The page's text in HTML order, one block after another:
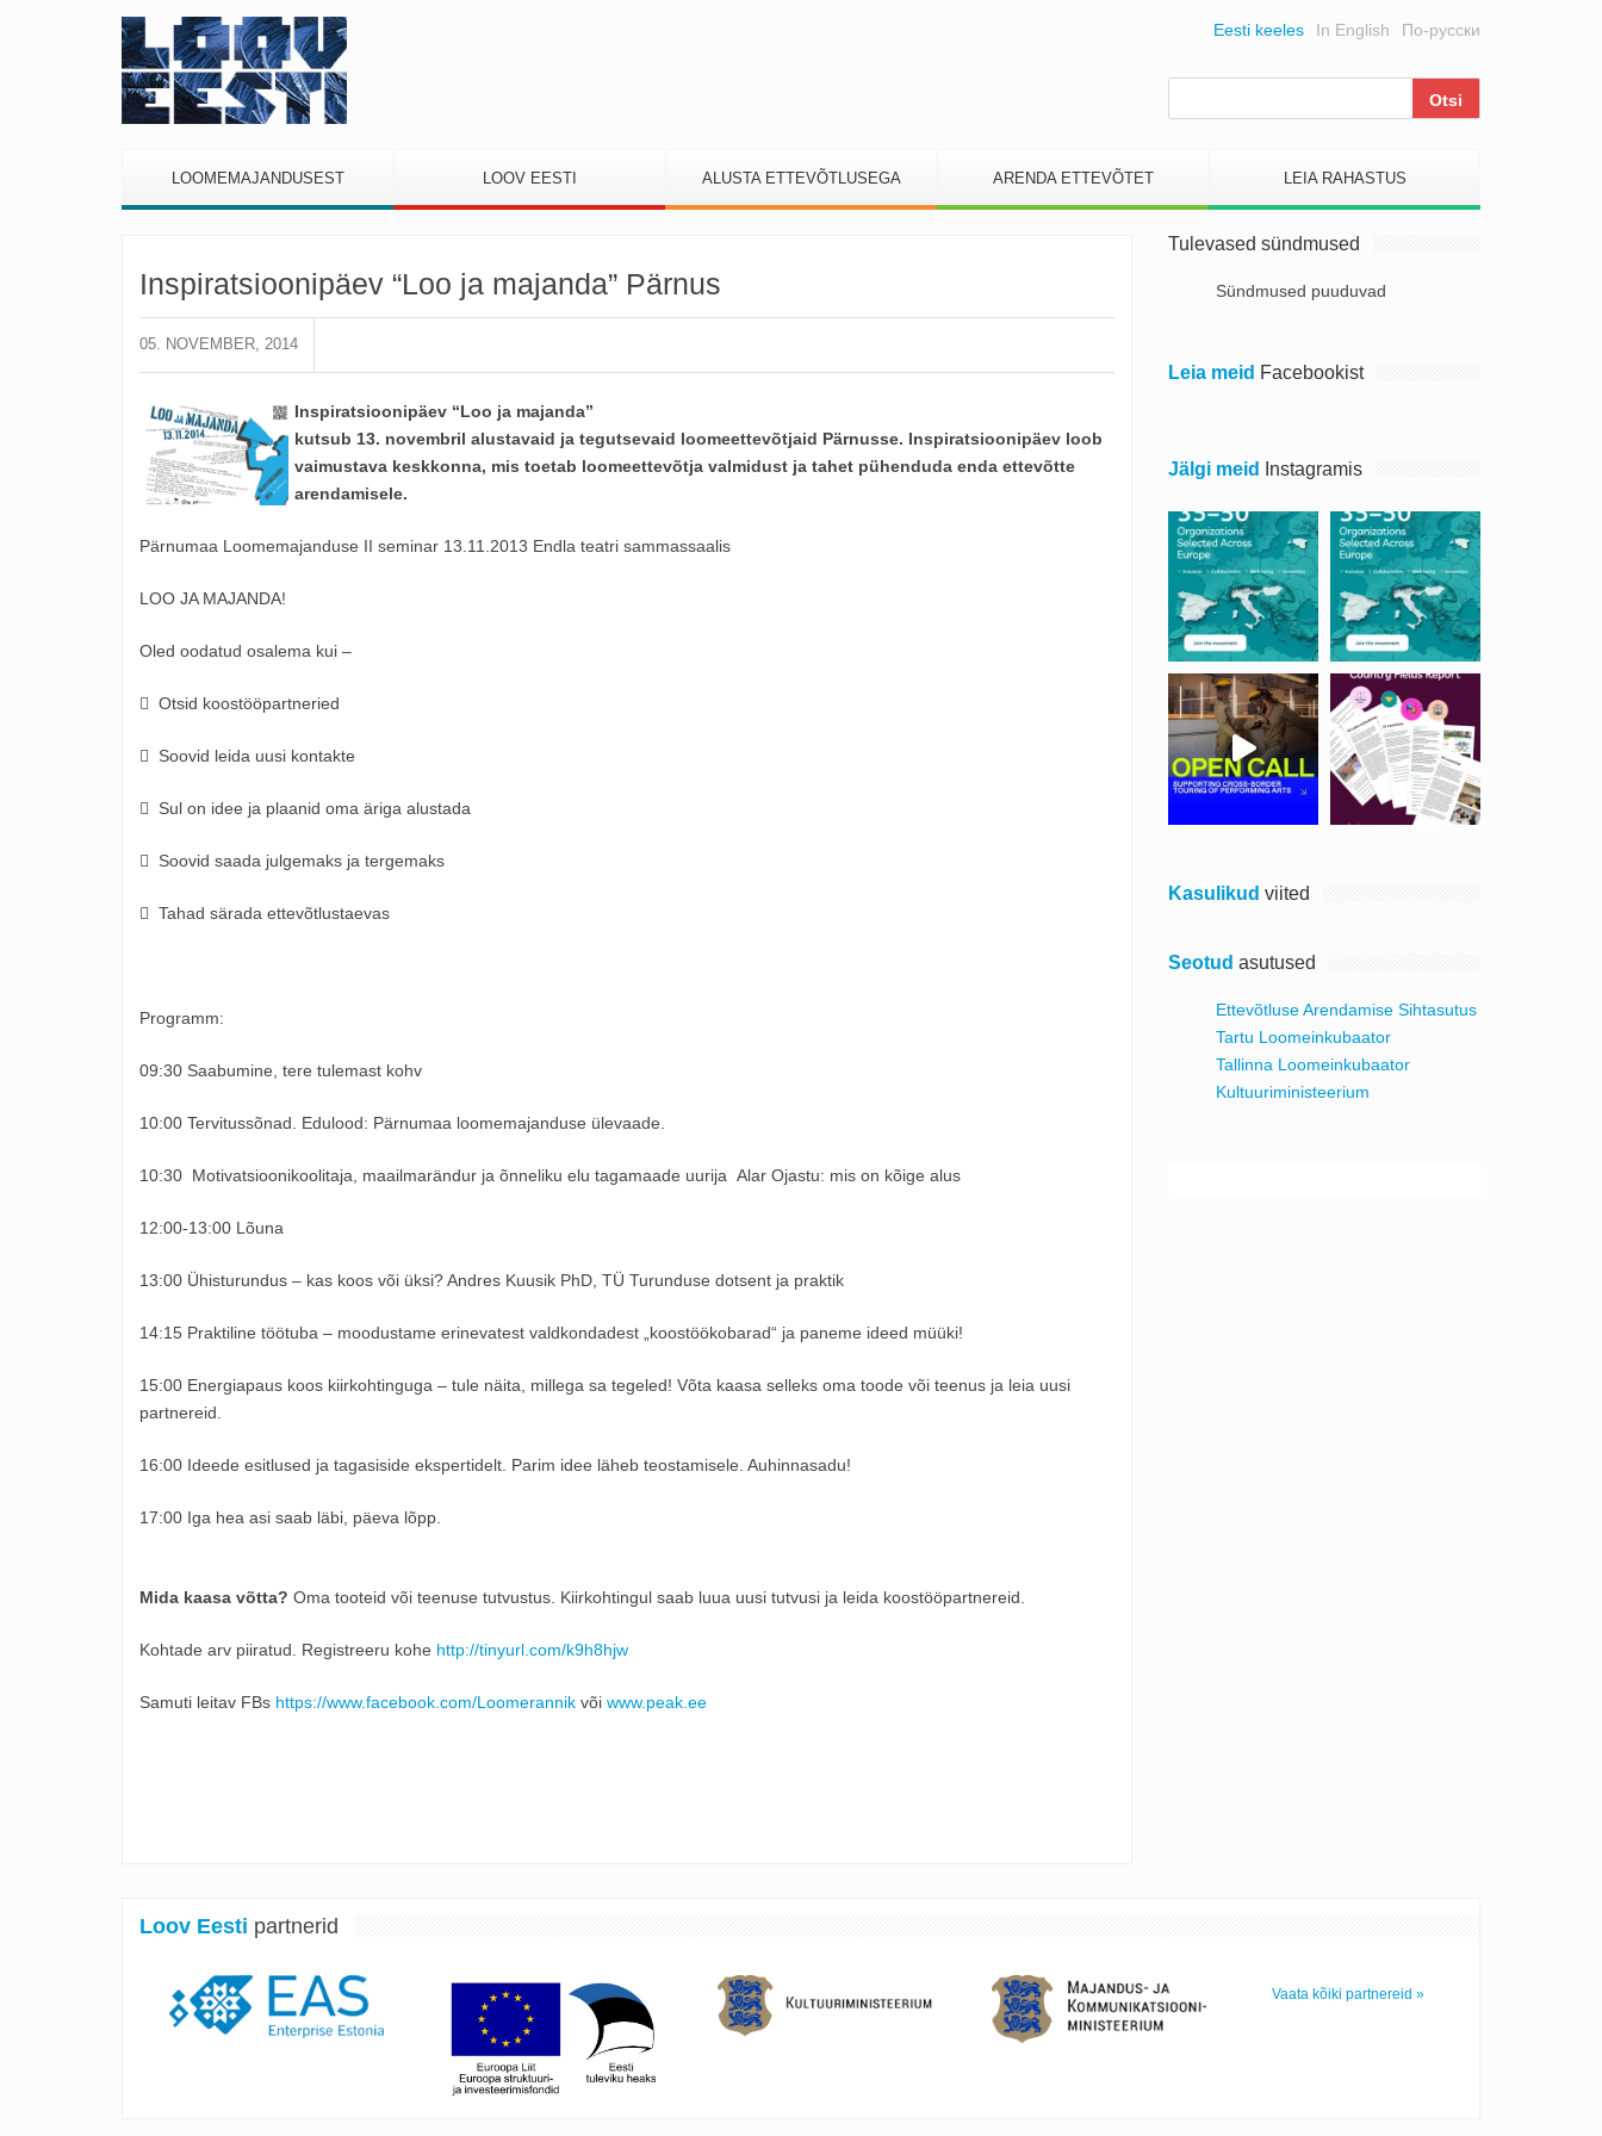
По-русски
In English
Eesti keeles
LOOMEMAJANDUSEST LOOV EESTI ALUSTA ETTEVÕTLUSEGA ARENDA ETTEVÕTET LEIA RAHASTUS
Inspiratsioonipäev “Loo ja majanda” Pärnus
05. NOVEMBER, 2014
Inspiratsioonipäev “Loo ja majanda”
kutsub 13. novembril alustavaid ja tegutsevaid loomeettevõtjaid Pärnusse. Inspiratsioonipäev loob
vaimustava keskkonna, mis toetab loomeettevõtja valmidust ja tahet pühenduda enda ettevõtte
arendamisele.
Pärnumaa Loomemajanduse II seminar 13.11.2013 Endla teatri sammassaalis
LOO JA MAJANDA!
Oled oodatud osalema kui –
 Otsid koostööpartneried
 Soovid leida uusi kontakte
 Sul on idee ja plaanid oma äriga alustada
 Soovid saada julgemaks ja tergemaks
 Tahad särada ettevõtlustaevas
Programm:
09:30 Saabumine, tere tulemast kohv
10:00 Tervitussõnad. Edulood: Pärnumaa loomemajanduse ülevaade.
10:30 Motivatsioonikoolitaja, maailmarändur ja õnneliku elu tagamaade uurija Alar Ojastu: mis on kõige alus
12:00-13:00 Lõuna
13:00 Ühisturundus – kas koos või üksi? Andres Kuusik PhD, TÜ Turunduse dotsent ja praktik
14:15 Praktiline töötuba – moodustame erinevatest valdkondadest „koostöökobarad“ ja paneme ideed müüki!
15:00 Energiapaus koos kiirkohtinguga – tule näita, millega sa tegeled! Võta kaasa selleks oma toode või teenus ja leia uusi
partnereid.
16:00 Ideede esitlused ja tagasiside ekspertidelt. Parim idee läheb teostamisele. Auhinnasadu!
17:00 Iga hea asi saab läbi, päeva lõpp.
Mida kaasa võtta? Oma tooteid või teenuse tutvustus. Kiirkohtingul saab luua uusi tutvusi ja leida koostööpartnereid.
Kohtade arv piiratud. Registreeru kohe http://tinyurl.com/k9h8hjw
Samuti leitav FBs https://www.facebook.com/Loomerannik või www.peak.ee
Tulevased sündmused
Sündmused puuduvad
Leia meid Facebookist
Jälgi meid Instagramis
Kasulikud viited
Seotud asutused
Ettevõtluse Arendamise Sihtasutus
Tartu Loomeinkubaator
Tallinna Loomeinkubaator
Kultuuriministeerium
Loov Eesti partnerid
Vaata kõiki partnereid »